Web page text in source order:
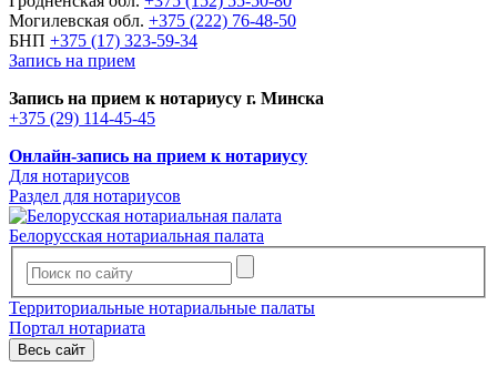
Могилевская обл. +375 (222) 76-48-50
БНП +375 (17) 323-59-34
Запись на прием
Запись на прием к нотариусу г. Минска
+375 (29) 114-45-45
Онлайн-запись на прием к нотариусу
Для нотариусов
Раздел для нотариусов
Белорусская нотариальная палата
Территориальные нотариальные палаты
Портал нотариата
Весь сайт